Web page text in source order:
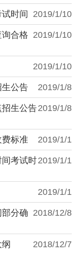
2019/1/10
时间
2019/1/10
合格
2019/1/10
2019/1/8
公告
2019/1/8
生公告
2019/1/1
标准
2019/1/1
考试时
2019/1/1
2018/12/8
分确
2018/12/7